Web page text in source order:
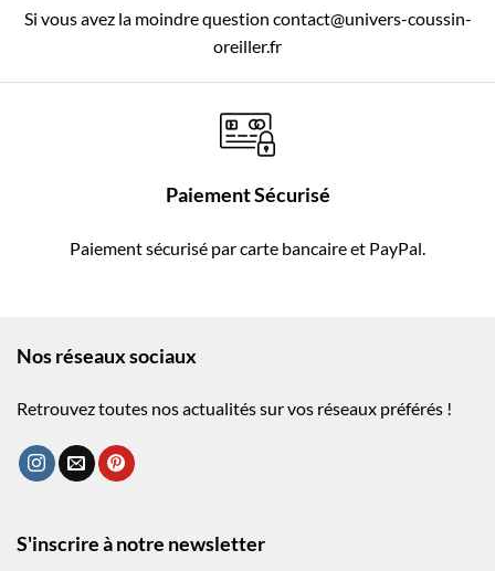
Si vous avez la moindre question contact@univers-coussin-
oreiller.fr
Paiement Sécurisé
Paiement sécurisé par carte bancaire et PayPal.
Nos réseaux sociaux
Retrouvez toutes nos actualités sur vos réseaux préférés !
S'inscrire à notre newsletter